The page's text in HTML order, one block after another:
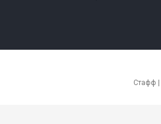
Стафф |